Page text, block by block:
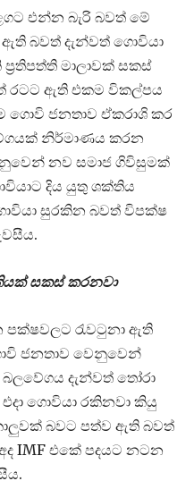
එන්න බැරි බවත් මේ
බවත් දැන්වත් ගොවියා
මාලාවක් සකස්
රටට ඇති එකම විකල්පය
ගොවි ජනතාව ඒකරාශි කර
නිර්මාණය කරන
නව සමාජ ගිවිසුමක්
දිය යුතු ශක්තිය
සුරකින බවත් විපක්ෂ
සකස් කරනවා
පක්ෂවලට රැවටුනා ඇති
ජනතාව වෙනුවෙන්
දැන්වත් තෝරා
ගොවියා රකිනවා කියු
බවට පත්ව ඇති බවත්
IMF එකේ පදයට නටන